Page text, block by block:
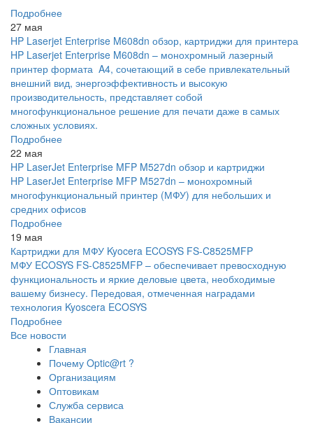
Подробнее
27 мая
HP Laserjet Enterprise M608dn обзор, картриджи для принтера
HP Laserjet Enterprise M608dn – монохромный лазерный
принтер формата A4, сочетающий в себе привлекательный
внешний вид, энергоэффективность и высокую
производительность, представляет собой
многофункциональное решение для печати даже в самых
сложных условиях.
Подробнее
22 мая
HP LaserJet Enterprise MFP M527dn обзор и картриджи
HP LaserJet Enterprise MFP M527dn – монохромный
многофункциональный принтер (МФУ) для небольших и
средних офисов
Подробнее
19 мая
Картриджи для МФУ Kyocera ECOSYS FS-C8525MFP
МФУ ECOSYS FS-C8525MFP – обеспечивает превосходную
функциональность и яркие деловые цвета, необходимые
вашему бизнесу. Передовая, отмеченная наградами
технология Kyoscera ECOSYS
Подробнее
Все новости
Главная
Почему Optic@rt ?
Организациям
Оптовикам
Служба сервиса
Вакансии